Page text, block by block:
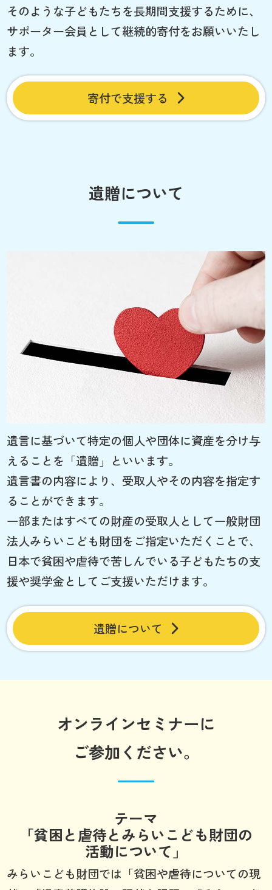
そのような子どもたちを長期間支援するために、
サポーター会員として継続的寄付をお願いいたし
ます。
寄付で支援する
遺贈について
遺言に基づいて特定の個人や団体に資産を分け与
えることを「遺贈」といいます。
遺言書の内容により、受取人やその内容を指定す
ることができます。
一部またはすべての財産の受取人として一般財団
法人みらいこども財団をご指定いただくことで、
日本で貧困や虐待で苦しんでいる子どもたちの支
援や奨学金としてご支援いただけます。
遺贈について
オンラインセミナーに
ご参加ください。
テーマ
「貧困と虐待とみらいこども財団の
活動について」
みらいこども財団では「貧困や虐待についての現